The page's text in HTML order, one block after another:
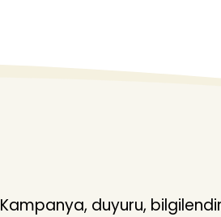
Kampanya, duyuru,